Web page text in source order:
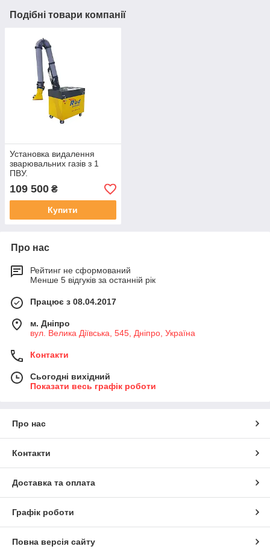
Подібні товари компанії
Установка видалення
зварювальних газів з 1
ПВУ.
109 500 ₴
Купити
Про нас
Рейтинг не сформований
Менше 5 відгуків за останній рік
Працює з 08.04.2017
м. Дніпро
вул. Велика Діївська, 545, Дніпро, Україна
Контакти
Сьогодні вихідний
Показати весь графік роботи
Про нас
Контакти
Доставка та оплата
Графік роботи
Повна версія сайту